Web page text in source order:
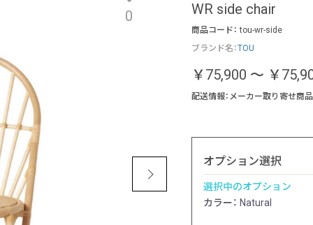
WR side chair
商品コード：tou-wr-side
ブランド名：TOU
￥75,900 ～ ￥
配送情報：メーカー取り寄せ商品
オプション選択
選択中のオプション
カラー： Natural
0